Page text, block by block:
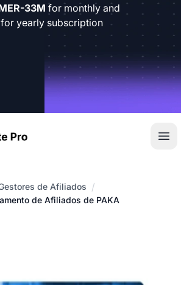
33M for monthly and
for yearly subscription
de Afiliados /
de Afiliados de PAKA